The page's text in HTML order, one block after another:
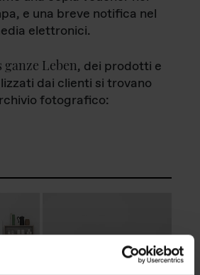
e una breve notifica nel
elettronici.
ganze Leben, dei prodotti e
dai clienti si trovano
fotografico: